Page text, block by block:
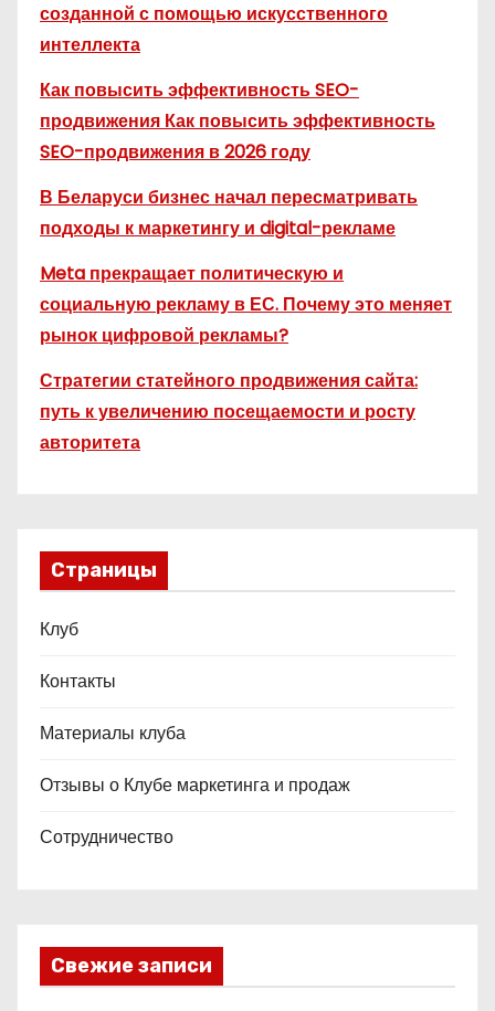
созданной с помощью искусственного
интеллекта
Как повысить эффективность SEO-
продвижения Как повысить эффективность
SEO-продвижения в 2026 году
В Беларуси бизнес начал пересматривать
подходы к маркетингу и digital-рекламе
Meta прекращает политическую и
социальную рекламу в ЕС. Почему это меняет
рынок цифровой рекламы?
Стратегии статейного продвижения сайта:
путь к увеличению посещаемости и росту
авторитета
Страницы
Клуб
Контакты
Материалы клуба
Отзывы о Клубе маркетинга и продаж
Сотрудничество
Свежие записи